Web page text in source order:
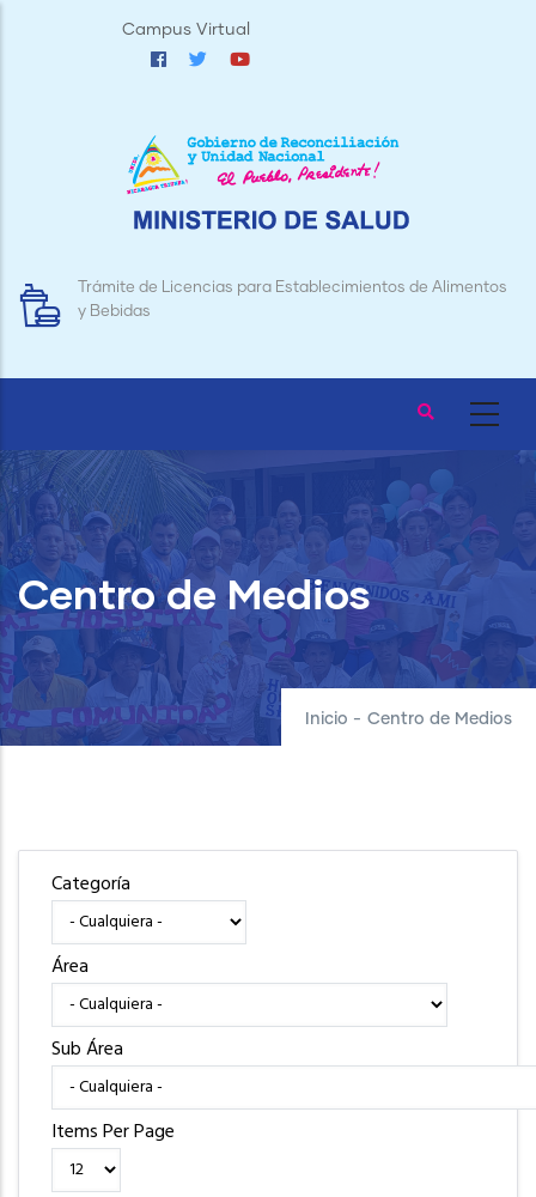
Campus Virtual
Trámite de Licencias para Establecimientos de Alimentos
y Bebidas
Centro de Medios
Inicio - Centro de Medios
Categoría
Área
Sub Área
Items Per Page